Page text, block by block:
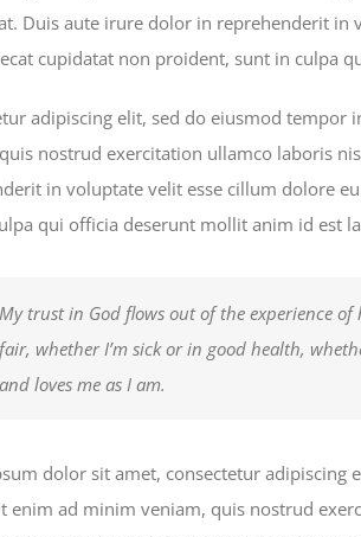
Duis aute irure dolor in reprehenderit
cupidatat non proident, sunt in culpa
adipiscing elit, sed do eiusmod
nostrud exercitation ullamco laboris
in voluptate velit esse cillum dolore
qui officia deserunt mollit anim id est
My trust in God flows out of the experience
fair, whether I’m sick or in good health,
and loves me as I am.
dolor sit amet, consectetur
enim ad minim veniam, quis nostrud